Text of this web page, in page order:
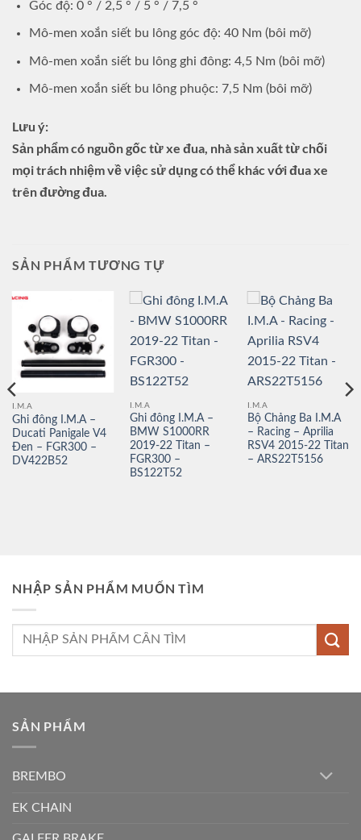
Góc độ: 0 ° / 2,5 ° / 5 ° / 7,5 °
Mô-men xoắn siết bu lông góc độ: 40 Nm (bôi mỡ)
Mô-men xoắn siết bu lông ghi đông: 4,5 Nm (bôi mỡ)
Mô-men xoắn siết bu lông phuộc: 7,5 Nm (bôi mỡ)
Lưu ý:
Sản phẩm có nguồn gốc từ xe đua, nhà sản xuất từ ​​chối
mọi trách nhiệm về việc sử dụng có thể khác với đua xe
trên đường đua.
SẢN PHẨM TƯƠNG TỰ
I.M.A
Ghi đông I.M.A –
Ducati Panigale V4
Đen – FGR300 –
DV422B52
I.M.A
Ghi đông I.M.A –
BMW S1000RR
2019-22 Titan –
FGR300 –
BS122T52
I.M.A
Bộ Chảng Ba I.M.A
– Racing – Aprilia
RSV4 2015-22 Titan
– ARS22T5156
NHẬP SẢN PHẨM MUỐN TÌM
Tìm
SẢN PHẨM
BREMBO
EK CHAIN